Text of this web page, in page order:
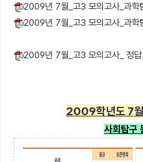
2009년 7월_고3 모의고사_과학
2009년 7월_고3 모의고사_과
2009년 7월_고3 모의고사_ 정
2009학년도 7
사회탐구